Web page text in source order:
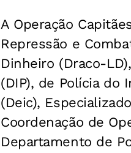
A Operação
Repressão e
Dinheiro (Draco-
(DIP), de Polícia do
(Deic),
Coordenação de
Departamento de